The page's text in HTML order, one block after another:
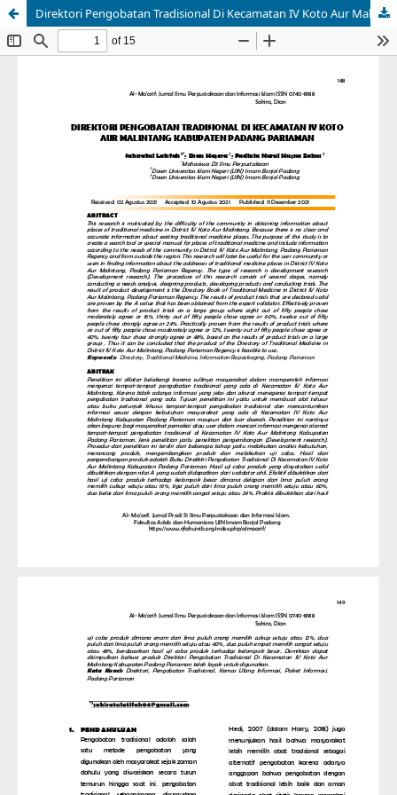
Direktori Pengobatan Tradisional Di Kecamatan IV Koto Aur Malintang Kabupaten Padang Pariaman